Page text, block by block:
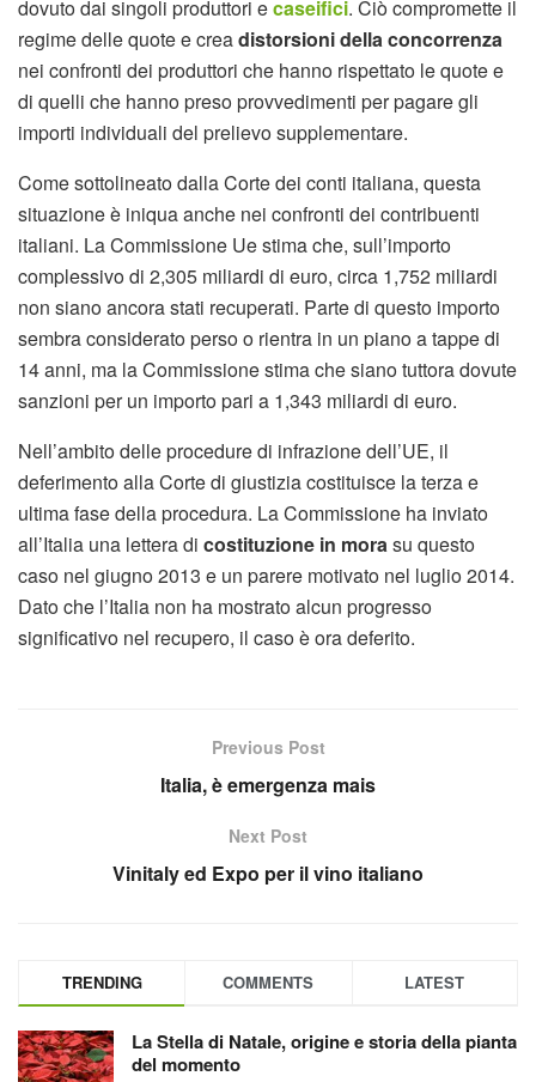
dovuto dai singoli produttori ecaseifici. Ciò compromette il
regime delle quote e creadistorsioni della concorrenza
nei confronti dei produttori che hanno rispettato le quote e
di quelli che hanno preso provvedimenti per pagare gli
importi individuali del prelievo supplementare.
Come sottolineato dalla Corte dei conti italiana, questa
situazione è iniqua anche nei confronti dei contribuenti
italiani. La Commissione Ue stima che, sull’importo
complessivo di 2,305 miliardi di euro, circa 1,752 miliardi
non siano ancora stati recuperati. Parte di questo importo
sembra considerato perso o rientra in un piano a tappe di
14 anni, ma la Commissione stima che siano tuttora dovute
sanzioni per un importo pari a 1,343 miliardi di euro.
Nell’ambito delle procedure di infrazione dell’UE, il
deferimento alla Corte di giustizia costituisce la terza e
ultima fase della procedura. La Commissione ha inviato
all’Italia una lettera di costituzione in morasu questo
caso nel giugno 2013 e un parere motivato nel luglio 2014.
Dato che l’Italia non ha mostrato alcun progresso
significativo nel recupero, il caso è ora deferito.
Previous Post
Italia, è emergenza mais
Next Post
Vinitaly ed Expo per il vino italiano
TRENDING COMMENTS LATEST
La Stella di Natale, origine e storia della pianta
del momento